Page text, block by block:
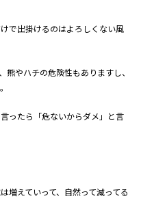
で出掛けるのはよろしくない風
熊やハチの危険性もありますし、
ったら「危ないからダメ」と言
増えていって、自然って減ってる